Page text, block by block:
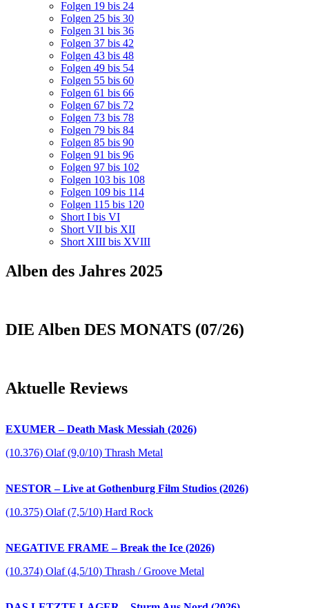
Folgen 19 bis 24
Folgen 25 bis 30
Folgen 31 bis 36
Folgen 37 bis 42
Folgen 43 bis 48
Folgen 49 bis 54
Folgen 55 bis 60
Folgen 61 bis 66
Folgen 67 bis 72
Folgen 73 bis 78
Folgen 79 bis 84
Folgen 85 bis 90
Folgen 91 bis 96
Folgen 97 bis 102
Folgen 103 bis 108
Folgen 109 bis 114
Folgen 115 bis 120
Short I bis VI
Short VII bis XII
Short XIII bis XVIII
Alben des Jahres 2025
DIE Alben DES MONATS (07/26)
Aktuelle Reviews
EXUMER – Death Mask Messiah (2026)
(10.376) Olaf (9,0/10) Thrash Metal
NESTOR – Live at Gothenburg Film Studios (2026)
(10.375) Olaf (7,5/10) Hard Rock
NEGATIVE FRAME – Break the Ice (2026)
(10.374) Olaf (4,5/10) Thrash / Groove Metal